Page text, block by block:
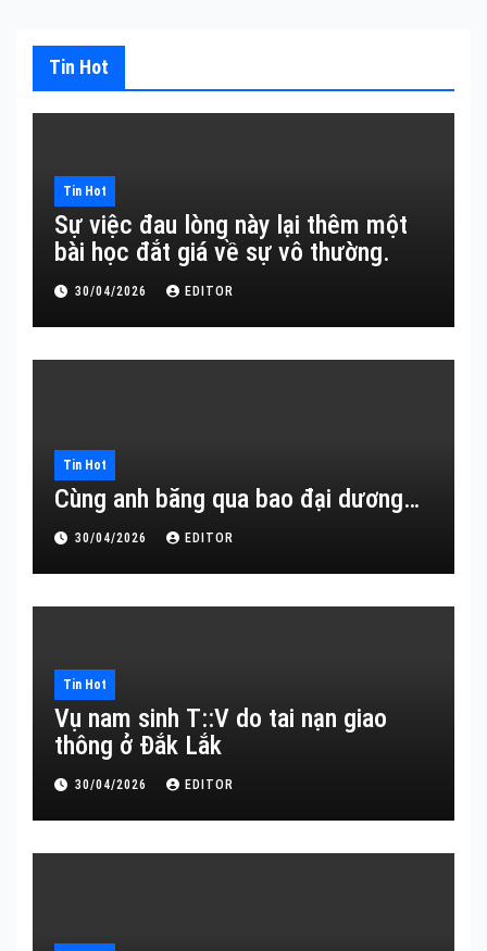
Tin Hot
Tin Hot
Sự việc đau lòng này lại thêm một
bài học đắt giá về sự vô thường.
30/04/2026 EDITOR
Tin Hot
Cùng anh băng qua bao đại dương…
30/04/2026 EDITOR
Tin Hot
Vụ nam sinh T::V do tai nạn giao
thông ở Đắk Lắk
30/04/2026 EDITOR